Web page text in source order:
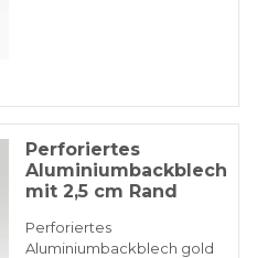
Perforiertes
Aluminiumbackblech
mit 2,5 cm Rand
Perforiertes
Aluminiumbackblech gold